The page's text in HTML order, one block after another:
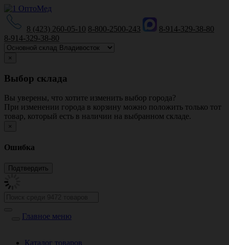
8 (423) 260-05-10 8-800-2500-243
8-914-329-38-80
8-914-329-38-80
×
Выбор склада
Вы уверены, что хотите изменить выбор города?
При изменении города в корзину можно положить только тот
товар, который есть в наличии на выбранном складе.
×
Ошибка
Главное меню
Каталог товаров